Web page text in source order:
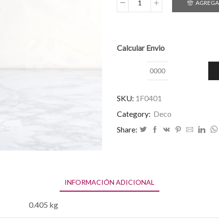
Florero
Calcular Envio
Calcular
SKU: 1F0401
Category: Deco
Share:
INFORMACIÓN ADICIONAL
0.405 kg